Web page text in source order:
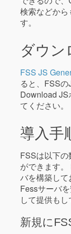
検索などから
す。
ダウン
FSS JS
ると、FSSの
Download JS
てください。
導入手
FSSは以下
ができます
バを構築し
Fessサーバ
して提供もし
新規に